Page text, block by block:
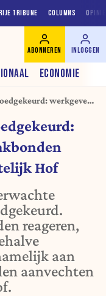
TRIBUNE COLUMNS
ECONOMIE
ABONNEREN INLOGGEN
werkgevers
Hof
reageren,
aan
aanvechten